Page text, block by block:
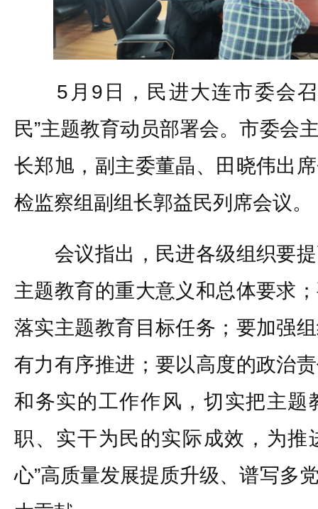
5月9日，民进大连市委会召
民”主题教育动员部署会。市委会
长郑旭，副主委董晶、田晓伟出
检监察组副组长郭益民列席会议。
会议指出，民进各级组织要提
主题教育的重大意义和总体要求
落实主题教育目标任务；要加强
有力有序推进；要以高度的政治
和务实的工作作风，切实把主题
职、实干为民的实际成效，为推
心”高质量发展提质升级、谱写多